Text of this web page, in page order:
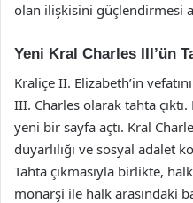
olan ilişkisini güçlendirmesi
Yeni Kral Charles III’ün
Kraliçe II. Elizabeth’in
III. Charles olarak tahta çıktı.
yeni bir sayfa açtı. Kral
duyarlılığı ve sosyal adalet
Tahta çıkmasıyla birlikte,
monarşi ile halk arasındaki